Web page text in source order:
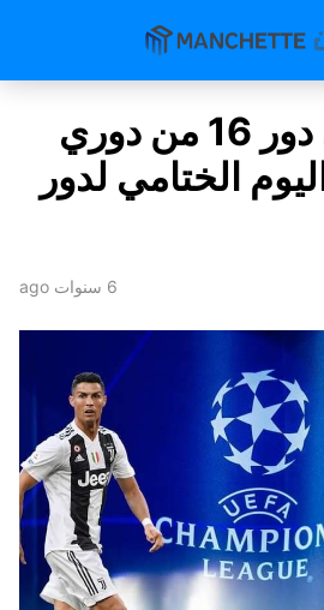
12 فريقا إلى دور 16 من دوري
الختامي لدور
6 سنوات ago